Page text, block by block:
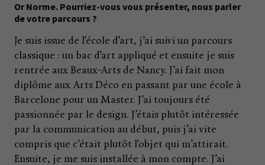
Or Norme. Pourriez-vous vous présenter, nous parler
de votre parcours ?
Je suis issue de l’école d’art, j’ai suivi un parcours
classique : un bac d’art appliqué et ensuite je suis
rentrée aux Beaux-Arts de Nancy. J’ai fait mon
diplôme aux Arts Déco en passant par une école à
Barcelone pour un Master. J’ai toujours été
passionnée par le design. J’étais plutôt intéressée
par la communication au début, puis j’ai vite
compris que c’était plutôt l’objet qui m’attirait.
Ensuite, je me suis installée à mon compte. J’ai